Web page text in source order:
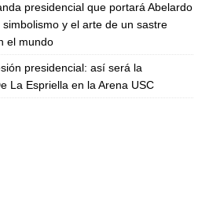
presidencial que portará Abelardo
y el arte de un sastre
el mundo
presidencial: así será la
La Espriella en la Arena USC